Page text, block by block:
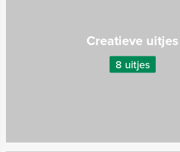
Creatieve uitjes
8 uitjes